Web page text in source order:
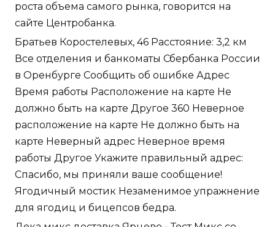
роста объема самого рынка, говорится на
сайте Центробанка.
Братьев Коростелевых, 46 Расстояние: 3,2 км
Все отделения и банкоматы Сбербанка России
в Оренбурге Сообщить об ошибке Адрес
Время работы Расположение на карте Не
должно быть на карте Другое 360 Неверное
расположение на карте Не должно быть на
карте Неверный адрес Неверное время
работы Другое Укажите правильный адрес:
Спасибо, мы приняли ваше сообщение!
Ягодичный мостик Незаменимое упражнение
для ягодиц и бицепсов бедра.